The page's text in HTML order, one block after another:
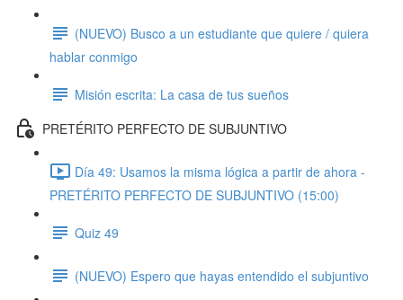
(NUEVO) Busco a un estudiante que quiere / quiera
hablar conmigo
Misión escrita: La casa de tus sueños
PRETÉRITO PERFECTO DE SUBJUNTIVO
Día 49: Usamos la misma lógica a partir de ahora -
PRETÉRITO PERFECTO DE SUBJUNTIVO (15:00)
Quiz 49
(NUEVO) Espero que hayas entendido el subjuntivo